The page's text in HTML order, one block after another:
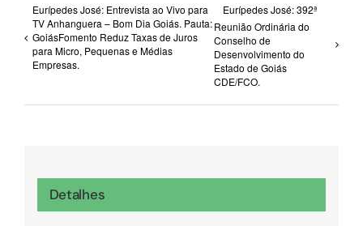
Eurípedes José: Entrevista ao Vivo para
TV Anhanguera – Bom Dia Goiás. Pauta:
GoiásFomento Reduz Taxas de Juros
para Micro, Pequenas e Médias
Empresas.
Eurípedes José: 392ª
Reunião Ordinária do
Conselho de
Desenvolvimento do
Estado de Goiás
CDE/FCO.
Detalhes